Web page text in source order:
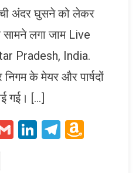
अंदर घुसने को लेकर
लगा जाम Live
Pradesh, India.
निगम के मेयर और पार्षदों
गई। […]
GmailLinkedIn
Telegram